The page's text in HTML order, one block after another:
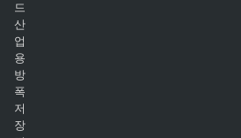
드
산
업
용
방
폭
저
장